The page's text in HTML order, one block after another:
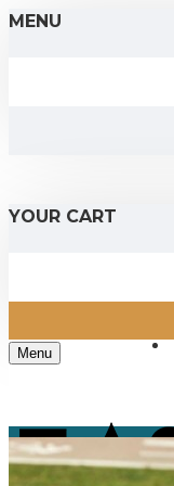
MENU
YOUR CART
Menu